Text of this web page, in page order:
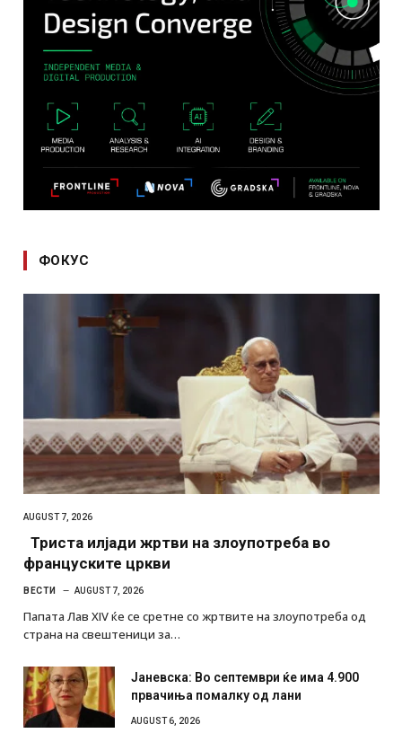
ФОКУС
AUGUST 7, 2026
Триста илјади жртви на злоупотреба во
француските цркви
ВЕСТИ AUGUST 7, 2026
Папата Лав XIV ќе се сретне со жртвите на злоупотреба од
страна на свештеници за…
Јаневска: Во септември ќе има 4.900
првачиња помалку од лани
AUGUST 6, 2026